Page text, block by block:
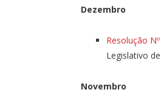
Dezembro
Resolução
Legislativo
Novembro